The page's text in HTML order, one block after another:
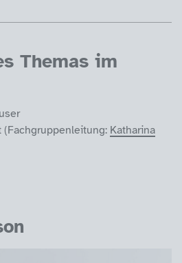
Themas im
(Fachgruppenleitung: Katharina